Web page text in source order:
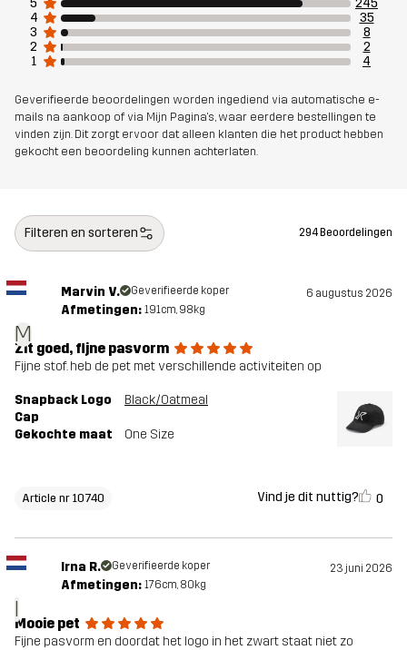
5
245
4
35
3
8
2
2
1
4
Geverifieerde beoordelingen worden ingediend via automatische e-
mails na aankoop of via Mijn Pagina's, waar eerdere bestellingen te
vinden zijn. Dit zorgt ervoor dat alleen klanten die het product hebben
gekocht een beoordeling kunnen achterlaten.
Filteren en sorteren 294 Beoordelingen
M
Marvin V. Geverifieerde koper 6 augustus 2026
Afmetingen: 191cm, 98kg
Zit goed, fijne pasvorm
Fijne stof. heb de pet met verschillende activiteiten op
Snapback Logo
Cap
Black/Oatmeal
Gekochte maat One Size
Article nr 10740 Vind je dit nuttig? 0
I
Irna R. Geverifieerde koper 23 juni 2026
Afmetingen: 176cm, 80kg
Mooie pet
Fijne pasvorm en doordat het logo in het zwart staat niet zo